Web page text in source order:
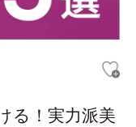
る！実力派美